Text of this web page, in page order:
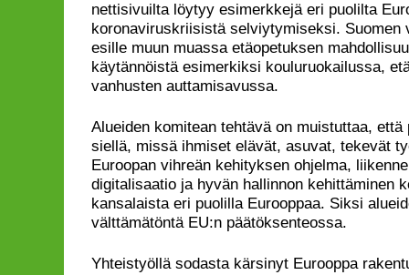
nettisivuilta löytyy esimerkkejä eri puolilta
koronaviruskriisistä selviytymiseksi. Suomen
esille muun muassa etäopetuksen
käytännöistä esimerkiksi kouluruokailussa,
vanhusten auttamisavussa.
Alueiden komitean tehtävä on muistuttaa,
siellä, missä ihmiset elävät, asuvat, tekevät
Euroopan vihreän kehityksen ohjelma,
digitalisaatio ja hyvän hallinnon kehittäminen
kansalaista eri puolilla Eurooppaa. Siksi
välttämätöntä EU:n päätöksenteossa.
Yhteistyöllä sodasta kärsinyt Eurooppa